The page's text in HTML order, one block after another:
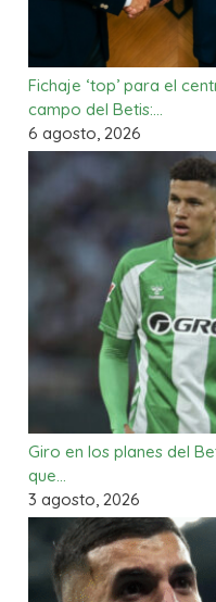
Fichaje ‘top’ para el
campo del Betis:…
6 agosto, 2026
Giro en los planes del
que…
3 agosto, 2026